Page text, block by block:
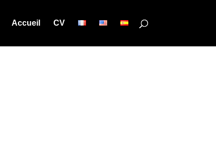
Accueil CV